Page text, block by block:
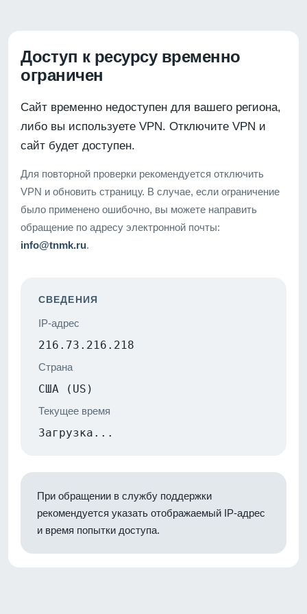
Доступ к ресурсу временно
ограничен
Сайт временно недоступен для вашего региона,
либо вы используете VPN. Отключите VPN и
сайт будет доступен.
Для повторной проверки рекомендуется отключить
VPN и обновить страницу. В случае, если ограничение
было применено ошибочно, вы можете направить
обращение по адресу электронной почты:
info@tnmk.ru.
СВЕДЕНИЯ
IP-адрес
216.73.216.218
Страна
США (US)
Текущее время
Загрузка...
При обращении в службу поддержки
рекомендуется указать отображаемый IP-адрес
и время попытки доступа.